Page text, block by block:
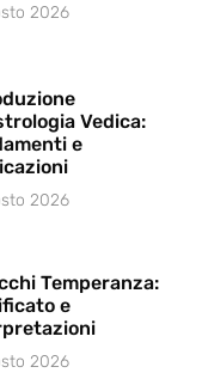
2026
Vedica:
e
2026
Temperanza:
e
2026